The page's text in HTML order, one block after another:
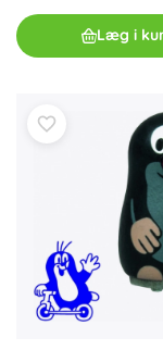
Læg i